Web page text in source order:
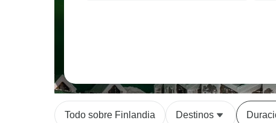
Todo sobre Finlandia Destinos